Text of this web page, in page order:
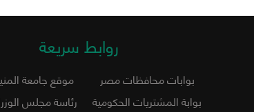
روابط سريعة
بوابات محافظات مصر
موقع جامعة
بوابة المشتريات الحكومية
رئاسة مجلس